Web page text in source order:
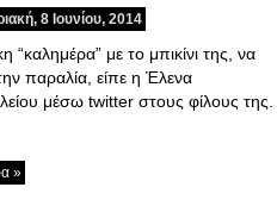
8 Ιουνίου, 2014
“καλημέρα” με το μπικίνι της, να
παραλία, είπε η Έλενα
μέσω twitter στους φίλους της.
»